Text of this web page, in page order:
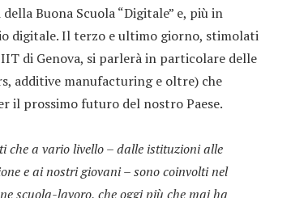
Buona Scuola “Digitale” e, più in
digitale. Il terzo e ultimo giorno, stimolati
di Genova, si parlerà in particolare delle
additive manufacturing e oltre) che
il prossimo futuro del nostro Paese.
che a vario livello – dalle istituzioni alle
e ai nostri giovani – sono coinvolti nel
scuola-lavoro, che oggi più che mai ha